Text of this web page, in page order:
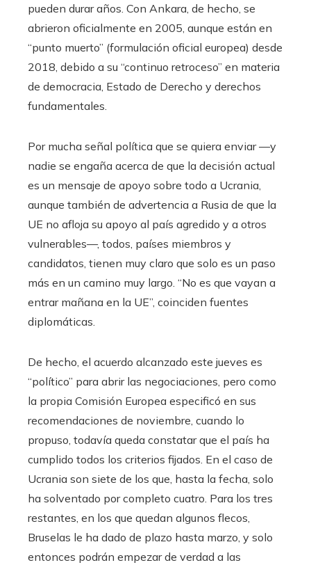
pueden durar años. Con Ankara, de hecho, se
abrieron oficialmente en 2005, aunque están en
“punto muerto” (formulación oficial europea) desde
2018, debido a su “continuo retroceso” en materia
de democracia, Estado de Derecho y derechos
fundamentales.
Por mucha señal política que se quiera enviar —y
nadie se engaña acerca de que la decisión actual
es un mensaje de apoyo sobre todo a Ucrania,
aunque también de advertencia a Rusia de que la
UE no afloja su apoyo al país agredido y a otros
vulnerables—, todos, países miembros y
candidatos, tienen muy claro que solo es un paso
más en un camino muy largo. “No es que vayan a
entrar mañana en la UE”, coinciden fuentes
diplomáticas.
De hecho, el acuerdo alcanzado este jueves es
“político” para abrir las negociaciones, pero como
la propia Comisión Europea especificó en sus
recomendaciones de noviembre, cuando lo
propuso, todavía queda constatar que el país ha
cumplido todos los criterios fijados. En el caso de
Ucrania son siete de los que, hasta la fecha, solo
ha solventado por completo cuatro. Para los tres
restantes, en los que quedan algunos flecos,
Bruselas le ha dado de plazo hasta marzo, y solo
entonces podrán empezar de verdad a las